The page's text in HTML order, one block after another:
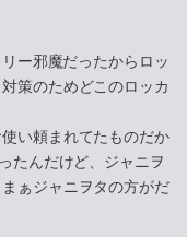
ー邪魔だったからロッ
策のためどこのロッカ
い頼まれてたものだか
たんだけど、ジャニヲ
ぁジャニヲタの方がだ